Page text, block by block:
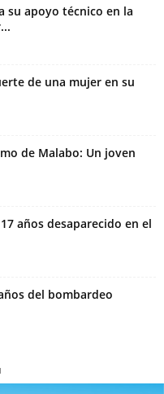
su apoyo técnico en la
de una mujer en su
de Malabo: Un joven
años desaparecido en el
del bombardeo